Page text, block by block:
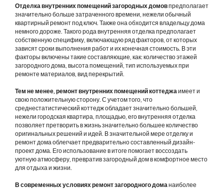
Отделка внутренних помещений загородных домовпредполагает
значительно больше затраченного времени, нежели обычный
квартирный ремонт под ключ. Также она обходится владельцу дома
немного дороже. Такого рода внутренняя отделка предполагает
собственную специфику, включающую ряд факторов, от которых
зависят сроки выполнения работ и их конечная стоимость. В эти
факторы включены такие составляющие, как: количество этажей
загородного дома, высота помещений, тип используемых при
ремонте материалов, вид перекрытий.
Тем не менее, ремонт внутренних помещений коттеджаимеет и
свою положительную сторону. С учетом того, что
среднестатистический коттедж обладает значительно большей,
нежели городская квартира, площадью, его внутренняя отделка
позволяет претворить в жизнь значительно большее количество
оригинальных решений и идей. В значительной мере отделку и
ремонт дома облегчает предварительно составленный дизайн-
проект дома. Его использование в итоге помогает воссоздать
уютную атмосферу, превратив загородный дом в комфортное место
для отдыха и жизни.
В современных условиях ремонт загородного доманаиболее